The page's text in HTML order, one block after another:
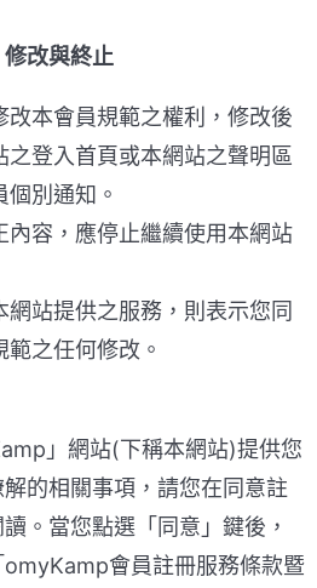
改與終止
改本會員規範之權利，修改後
之登入首頁或本網站之聲明區
別通知。
內容，應停止繼續使用本網站
網站提供之服務，則表示您同
之任何修改。
」網站(下稱本網站)提供您
的相關事項，請您在同意註
。當您點選「同意」鍵後，
omyKamp會員註冊服務條款暨